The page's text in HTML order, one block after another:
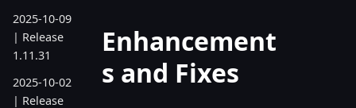
2025-10-09
| Release
1.11.31
2025-10-02
| Release
Enhancement
s and Fixes